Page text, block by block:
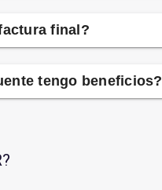
final?
tengo beneficios?